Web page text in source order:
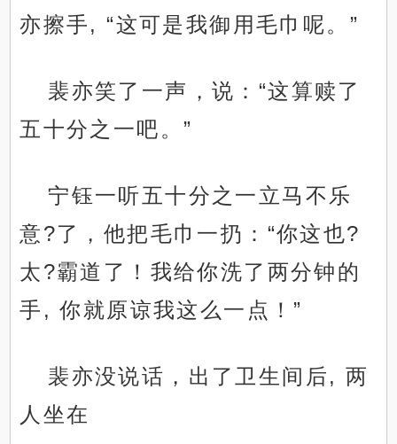
亦擦手, “这可是我御用毛巾呢。”
裴亦笑了一声，说：“这算赎了
五十分之一吧。”
宁钰一听五十分之一立马不乐
意?了，他把毛巾一扔：“你这也?
太?霸道了！我给你洗了两分钟的
手, 你就原谅我这么一点！”
裴亦没说话，出了卫生间后, 两
人坐在